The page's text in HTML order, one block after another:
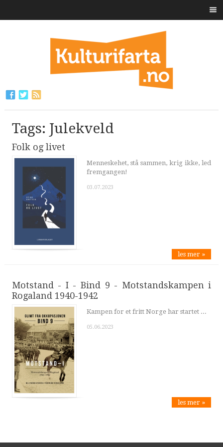
Tags: Julekveld
Folk og livet
Menneskehet, stå sammen, krig ikke, led
fremgangen!
03.07.2023
les mer »
Motstand - I - Bind 9 - Motstandskampen i
Rogaland 1940-1942
Kampen for et fritt Norge har startet ...
05.06.2023
les mer »